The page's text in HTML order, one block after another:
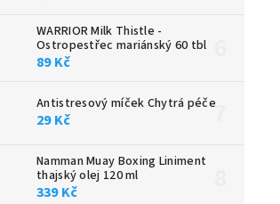
WARRIOR Milk Thistle -
Ostropestřec mariánský 60 tbl
89 Kč
Antistresový míček Chytrá péče
29 Kč
Namman Muay Boxing Liniment
thajský olej 120 ml
339 Kč